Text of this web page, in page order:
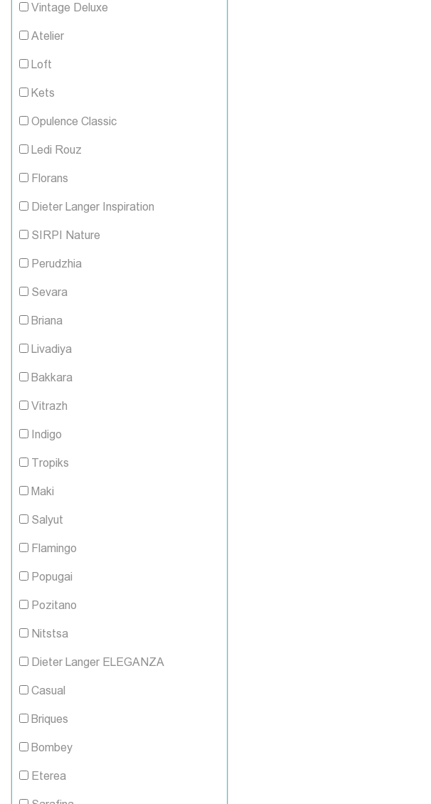
Vintage Deluxe
Atelier
Loft
Kets
Opulence Classic
Ledi Rouz
Florans
Dieter Langer Inspiration
SIRPI Nature
Perudzhia
Sevara
Briana
Livadiya
Bakkara
Vitrazh
Indigo
Tropiks
Maki
Salyut
Flamingo
Popugai
Pozitano
Nitstsa
Dieter Langer ELEGANZA
Casual
Briques
Bombey
Eterea